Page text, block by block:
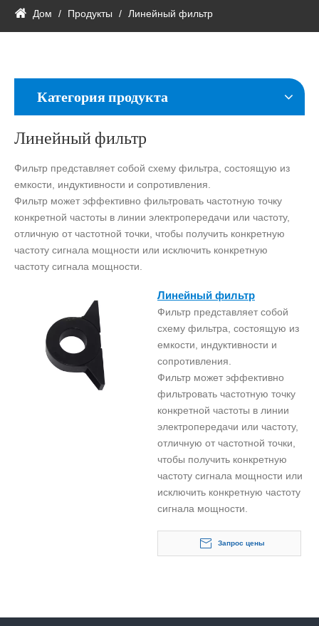
Дом / Продукты / Линейный фильтр
Категория продукта
Линейный фильтр
Фильтр представляет собой схему фильтра, состоящую из
емкости, индуктивности и сопротивления.
Фильтр может эффективно фильтровать частотную точку
конкретной частоты в линии электропередачи или частоту,
отличную от частотной точки, чтобы получить конкретную
частоту сигнала мощности или исключить конкретную
частоту сигнала мощности.
Линейный фильтр
Фильтр представляет собой
схему фильтра, состоящую из
емкости, индуктивности и
сопротивления.
Фильтр может эффективно
фильтровать частотную точку
конкретной частоты в линии
электропередачи или частоту,
отличную от частотной точки,
чтобы получить конкретную
частоту сигнала мощности или
исключить конкретную частоту
сигнала мощности.
Запрос цены